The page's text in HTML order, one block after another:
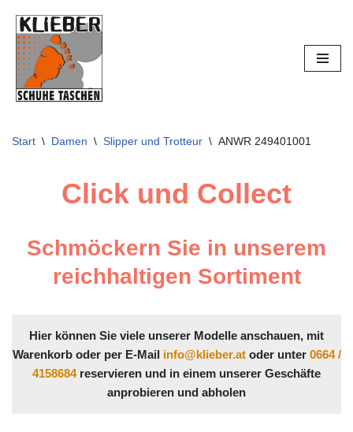
Zum
Inhalt
springen
Start \ Damen \ Slipper und Trotteur \ ANWR 249401001
Click und Collect
Schmöckern Sie in unserem
reichhaltigen Sortiment
Hier können Sie viele unserer Modelle anschauen, mit
Warenkorb oder per E-Mail info@klieber.atoder unter 0664 /
4158684reservieren und in einem unserer Geschäfte
anprobieren und abholen